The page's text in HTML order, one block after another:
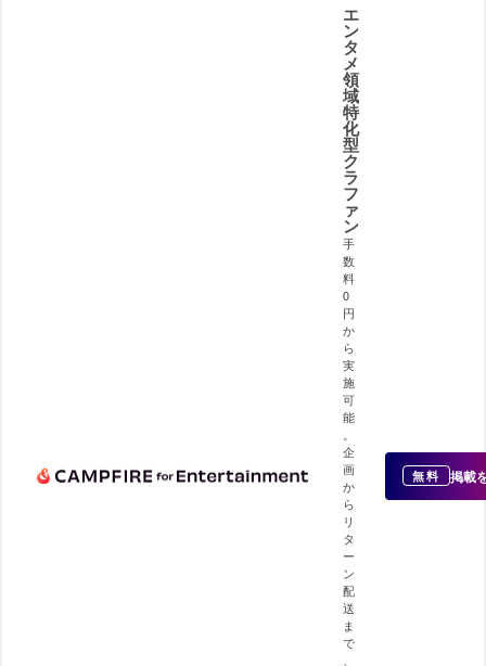
エ
ン
タ
メ
領
域
特
化
型
ク
ラ
フ
ァ
ン
手
数
料
0
円
か
ら
実
施
可
能
企
画
か
ら
リ
タ
ー
ン
配
送
ま
で
無料 掲載